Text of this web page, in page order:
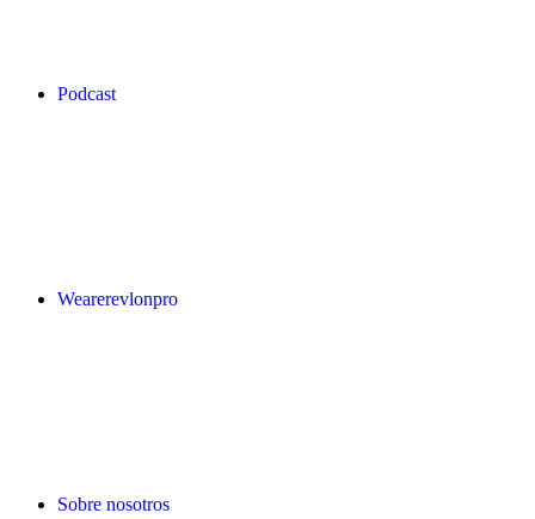
Podcast
Wearerevlonpro
Sobre nosotros